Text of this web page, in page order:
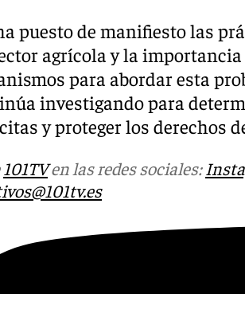
puesto de manifiesto las
agrícola y la
para abordar esta
investigando para
y proteger los derechos
101TVen las redes sociales: